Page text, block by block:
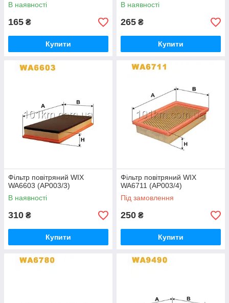
В наявності
165 ₴
Купити
В наявності
265 ₴
Купити
Фільтр повітряний WIX
WA6603 (AP003/3)
В наявності
310 ₴
Купити
Фільтр повітряний WIX
WA6711 (AP003/4)
Під замовлення
250 ₴
Купити